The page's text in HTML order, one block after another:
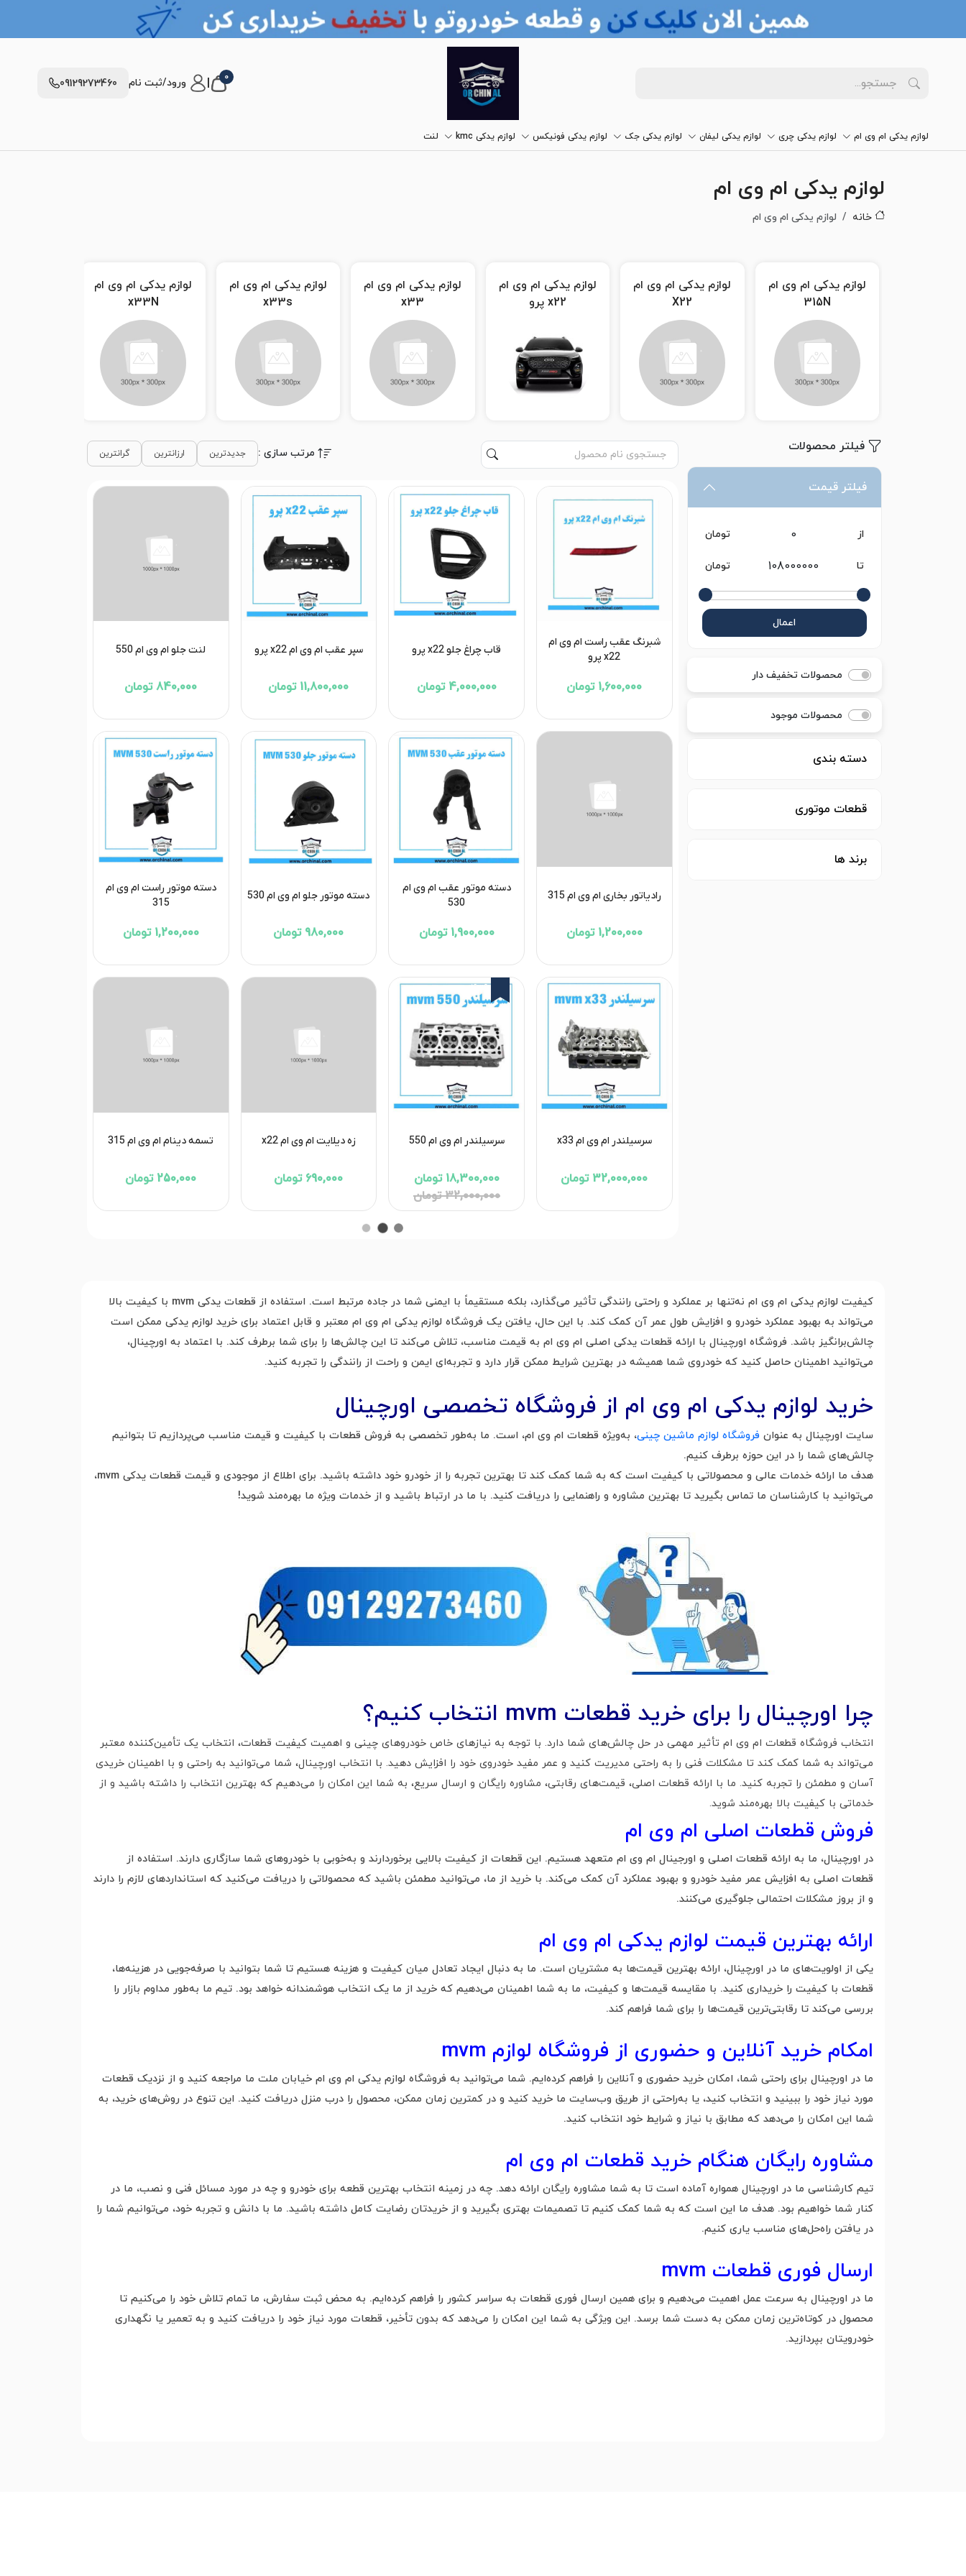
0 ورود/ثبت نام 09129273460
لوازم یدکی ام وی ام لوازم یدکی چری لوازم یدکی لیفان لوازم یدکی جک لوازم یدکی فونیکس لوازم یدکی kmc لنت
لوازم یدکی ام وی ام
خانه لوازم یدکی ام وی ام
لوازم یدکی ام وی ام
X22
لوازم یدکی ام وی ام
x22 پرو
لوازم یدکی ام وی ام
x33
لوازم یدکی ام وی ام
x33s
لوازم یدکی ام وی ام
x33N
لوازم یدکی ام وی ام
x33 AT
فیلتر محصولات
فیلتر قیمت
از تومان
تا تومان
اعمال
محصولات تخفیف دار
محصولات موجود
دسته بندی
قطعات موتوری
برند ها
مرتب سازی : جدیدترین ارزانترین گرانترین
شبرنگ عقب راست ام وی ام
x22 پرو
1,600,000 تومان
قاب چراغ جلو x22 پرو
4,000,000 تومان
سپر عقب ام وی ام x22 پرو
11,800,000 تومان
لنت جلو ام وی ام 550
840,000 تومان
رادیاتور بخاری ام وی ام 315
1,200,000 تومان
دسته موتور عقب ام وی ام
530
1,900,000 تومان
دسته موتور جلو ام وی ام 530
980,000 تومان
دسته موتور راست ام وی ام
315
1,200,000 تومان
سرسیلندر ام وی ام x33
32,000,000 تومان
43%
سرسیلندر ام وی ام 550
18,300,000 تومان
32,000,000 تومان
زه دیلایت ام وی ام x22
690,000 تومان
تسمه دینام ام وی ام 315
250,000 تومان
کیفیت لوازم یدکی ام وی ام نه‌تنها بر عملکرد و راحتی رانندگی تأثیر می‌گذارد، بلکه مستقیماً با ایمنی شما در جاده مرتبط است. استفاده از قطعات یدکی mvm با کیفیت بالا
می‌تواند به بهبود عملکرد خودرو و افزایش طول عمر آن کمک کند. با این حال، یافتن یک فروشگاه لوازم یدکی ام وی ام معتبر و قابل اعتماد برای خرید لوازم یدکی ممکن است
چالش‌برانگیز باشد. فروشگاه اورچینال با ارائه قطعات یدکی اصلی ام وی ام به قیمت مناسب، تلاش می‌کند تا این چالش‌ها را برای شما برطرف کند. با اعتماد به اورچینال،
می‌توانید اطمینان حاصل کنید که خودروی شما همیشه در بهترین شرایط ممکن قرار دارد و تجربه‌ای ایمن و راحت از رانندگی را تجربه کنید.
خرید لوازم یدکی ام وی ام از فروشگاه تخصصی اورچینال
سایت اورچینال به عنوان فروشگاه لوازم ماشین چینی، به‌ویژه قطعات ام وی ام، است. ما به‌طور تخصصی به فروش قطعات با کیفیت و قیمت مناسب می‌پردازیم تا بتوانیم
چالش‌های شما را در این حوزه برطرف کنیم.
هدف ما ارائه خدمات عالی و محصولاتی با کیفیت است که به شما کمک کند تا بهترین تجربه را از خودرو خود داشته باشید. برای اطلاع از موجودی و قیمت قطعات یدکی mvm،
می‌توانید با کارشناسان ما تماس بگیرید تا بهترین مشاوره و راهنمایی را دریافت کنید. با ما در ارتباط باشید و از خدمات ویژه ما بهره‌مند شوید!
چرا اورچینال را برای خرید قطعات mvm انتخاب کنیم؟
انتخاب فروشگاه قطعات ام وی ام تأثیر مهمی در حل چالش‌های شما دارد. با توجه به نیازهای خاص خودروهای چینی و اهمیت کیفیت قطعات، انتخاب یک تأمین‌کننده معتبر
می‌تواند به شما کمک کند تا مشکلات فنی را به راحتی مدیریت کنید و عمر مفید خودروی خود را افزایش دهید. با انتخاب اورچینال، شما می‌توانید به راحتی و با اطمینان خریدی
آسان و مطمئن را تجربه کنید. ما با ارائه قطعات اصلی، قیمت‌های رقابتی، مشاوره رایگان و ارسال سریع، به شما این امکان را می‌دهیم که بهترین انتخاب را داشته باشید و از
خدماتی با کیفیت بالا بهره‌مند شوید.
فروش قطعات اصلی ام وی ام
در اورچینال، ما به ارائه قطعات اصلی و اورجینال ام وی ام متعهد هستیم. این قطعات از کیفیت بالایی برخوردارند و به‌خوبی با خودروهای شما سازگاری دارند. استفاده از
قطعات اصلی به افزایش عمر مفید خودرو و بهبود عملکرد آن کمک می‌کند. با خرید از ما، می‌توانید مطمئن باشید که محصولاتی را دریافت می‌کنید که استانداردهای لازم را دارند
و از بروز مشکلات احتمالی جلوگیری می‌کنند.
ارائه بهترین قیمت لوازم یدکی ام وی ام
یکی از اولویت‌های ما در اورچینال، ارائه بهترین قیمت‌ها به مشتریان است. ما به دنبال ایجاد تعادل میان کیفیت و هزینه هستیم تا شما بتوانید با صرفه‌جویی در هزینه‌ها،
قطعات با کیفیت را خریداری کنید. با مقایسه قیمت‌ها و کیفیت، ما به شما اطمینان می‌دهیم که خرید از ما یک انتخاب هوشمندانه خواهد بود. تیم ما به‌طور مداوم بازار را
بررسی می‌کند تا رقابتی‌ترین قیمت‌ها را برای شما فراهم کند.
امکام خرید آنلاین و حضوری از فروشگاه لوازم mvm
ما در اورچینال برای راحتی شما، امکان خرید حضوری و آنلاین را فراهم کرده‌ایم. شما می‌توانید به فروشگاه لوازم یدکی ام وی ام خیابان ملت ما مراجعه کنید و از نزدیک قطعات
مورد نیاز خود را ببینید و انتخاب کنید، یا به‌راحتی از طریق وب‌سایت ما خرید کنید و در کمترین زمان ممکن، محصول را درب منزل دریافت کنید. این تنوع در روش‌های خرید، به
شما این امکان را می‌دهد که مطابق با نیاز و شرایط خود انتخاب کنید.
مشاوره رایگان هنگام خرید قطعات ام وی ام
تیم کارشناسی ما در اورچینال همواره آماده است تا به شما مشاوره رایگان ارائه دهد. چه در زمینه انتخاب بهترین قطعه برای خودرو و چه در مورد مسائل فنی و نصب، ما در
کنار شما خواهیم بود. هدف ما این است که به شما کمک کنیم تا تصمیمات بهتری بگیرید و از خریدتان رضایت کامل داشته باشید. ما با دانش و تجربه خود، می‌توانیم شما را
در یافتن راه‌حل‌های مناسب یاری کنیم.
ارسال فوری قطعات mvm
ما در اورچینال به سرعت عمل اهمیت می‌دهیم و برای همین ارسال فوری قطعات به سراسر کشور را فراهم کرده‌ایم. به محض ثبت سفارش، ما تمام تلاش خود را می‌کنیم تا
محصول در کوتاه‌ترین زمان ممکن به دست شما برسد. این ویژگی به شما این امکان را می‌دهد که بدون تأخیر، قطعات مورد نیاز خود را دریافت کنید و به تعمیر یا نگهداری
خودرویتان بپردازید.